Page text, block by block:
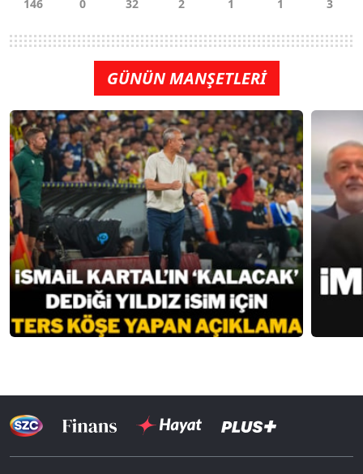
GÜNÜN MANŞETLERİ